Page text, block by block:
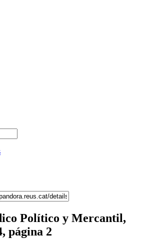
Político y Mercantil,
página 2